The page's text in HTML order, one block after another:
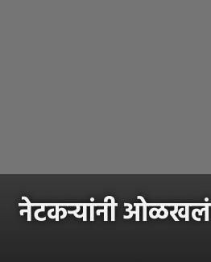
नेटकऱ्यांनी ओळखलं